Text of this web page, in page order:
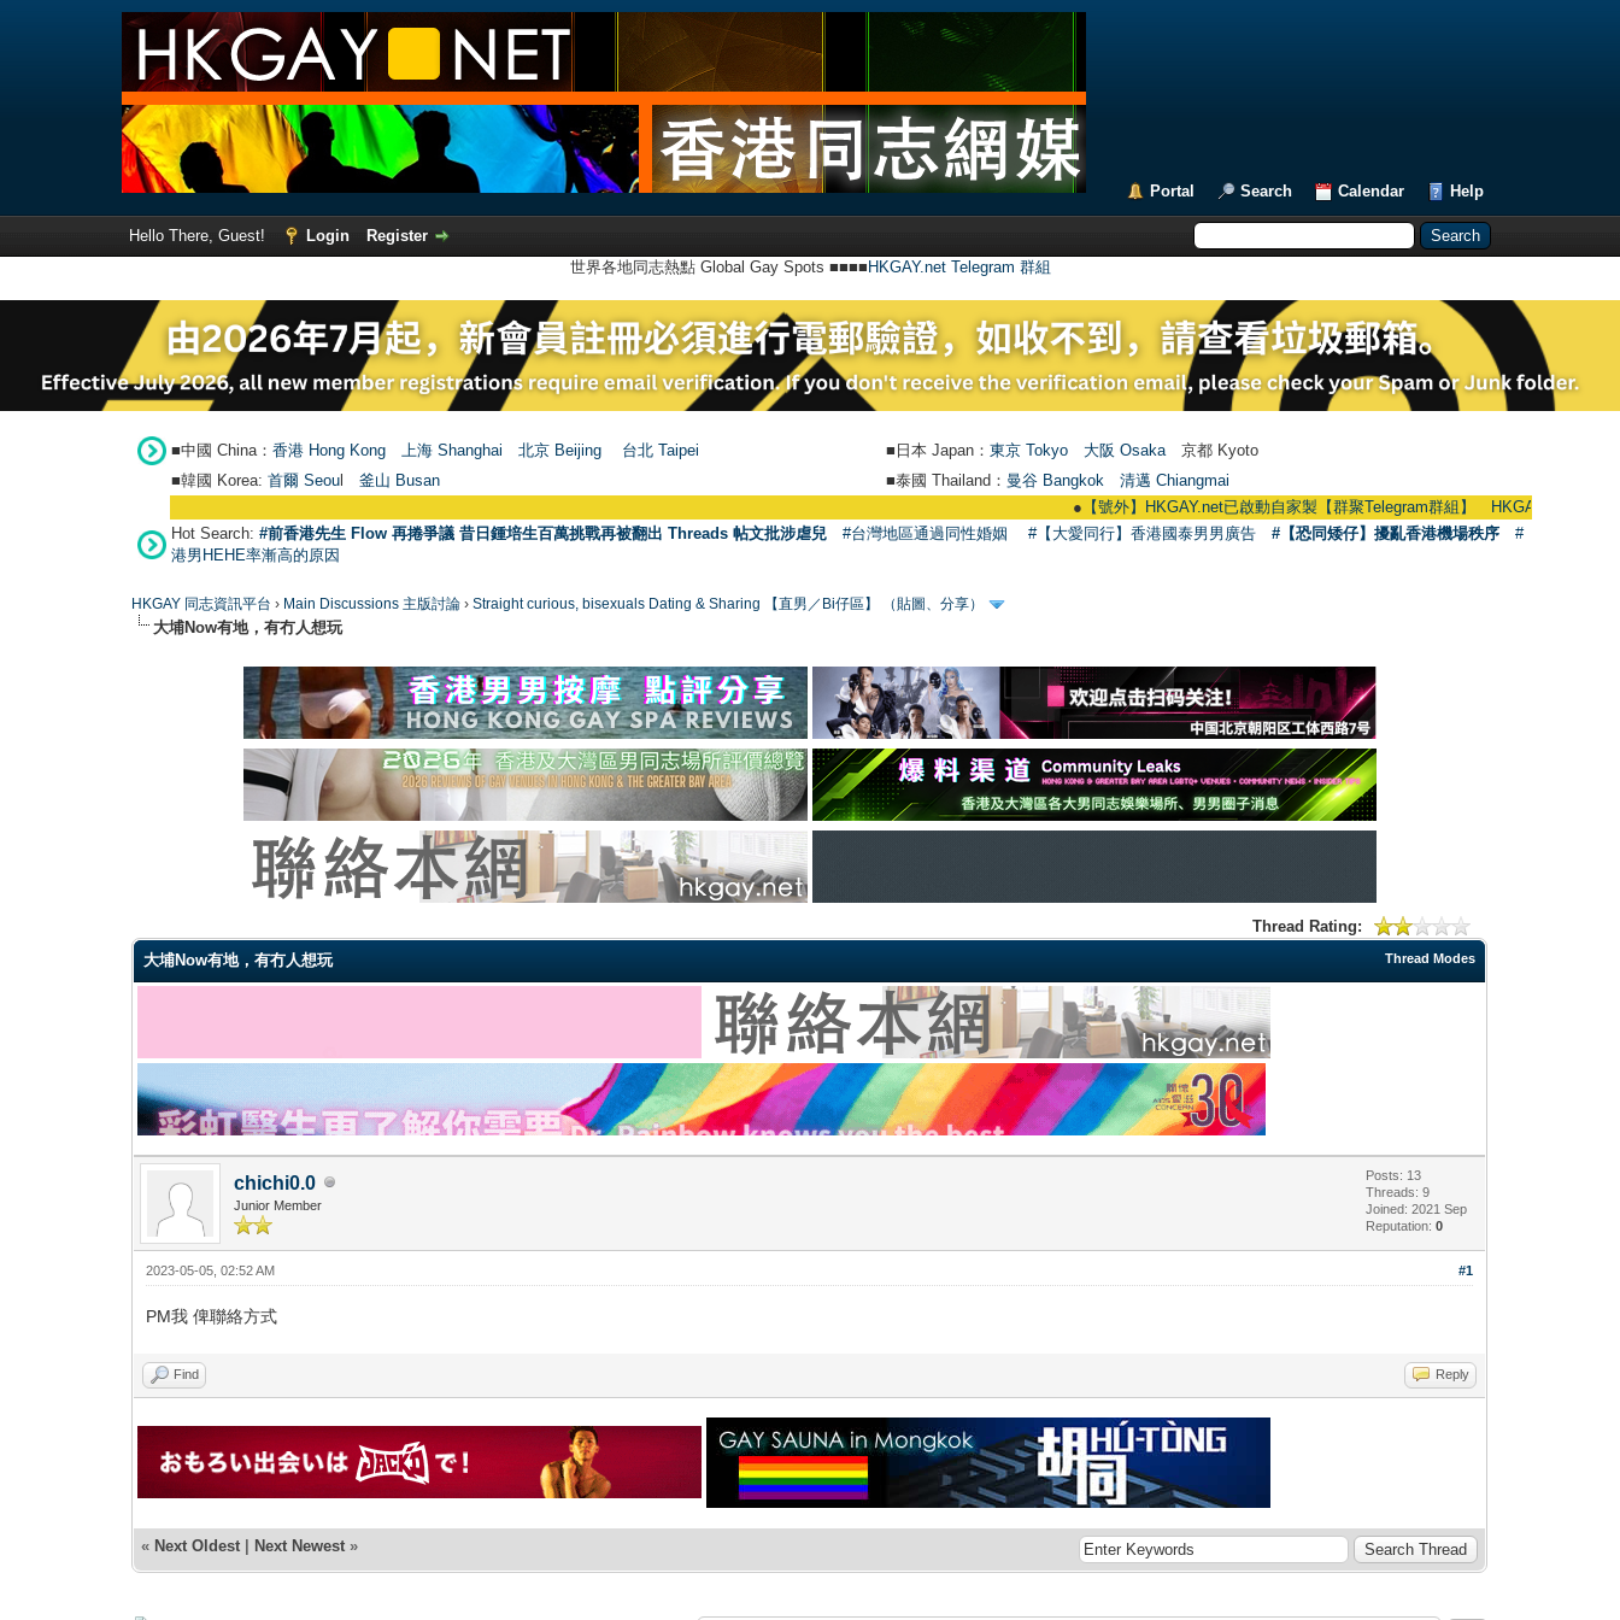
Portal Search Calendar Help
Hello There, Guest! Login
Register
世界各地同志熱點 Global Gay Spots ■■■■ HKGAY.net Telegram 群組
■中國 China： 香港 Hong Kong 上海 Shanghai 北京 Beijing 台北 Taipei ■日本 Japan： 東京 Tokyo 大阪 Osaka 京都 Kyoto
■韓國 Korea: 首爾 Seou 釜山 Busan ■泰國 Thailand： 曼谷 Bangkok
清邁 Chiangmai
【號外】HKGAY.net已啟動自家製【群聚Telegram群組】 HKGAY.net has
Hot Search: #前香港先生 Flow 再捲爭議 昔日鍾培生百萬挑戰再被翻出 Threads 帖文批涉虐兒 #台灣地區通過同性婚姻 #【大愛同行】香港國泰男男廣告 #【恐同矮仔】擾亂香港機場秩序
#
港男HEHE率漸高的原因
HKGAY 同志資訊平台 › Main Discussions 主版討論 ›Straight curious, bisexuals Dating & Sharing 【直男／Bi仔區】 （貼圖、分享）
大埔Now有地，有冇人想玩
Thread Rating:
Thread Modes
大埔Now有地，有冇人想玩
chichi0.0
Junior Member
Posts: 13
Threads: 9
Joined: 2021 Sep
Reputation:0
#1
2023-05-05, 02:52 AM
PM我 俾聯絡方式
Find Reply
« Next Oldest | Next Newest »